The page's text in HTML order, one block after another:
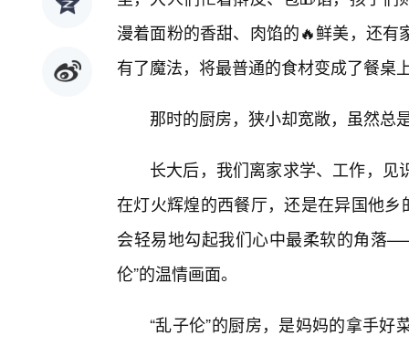
漫着面粉的香甜、肉馅的🔥鲜美，还
有了魔法，将最普通的食材变成了餐桌
那时的厨房，狭小却宽敞，虽然总
长大后，我们离家求学、工作，
在灯火辉煌的西餐厅，还是在异国他
会轻易地勾起我们心中最柔软的角落
伦”的温情画面。
“乱子伦”的厨房，是妈妈的拿手